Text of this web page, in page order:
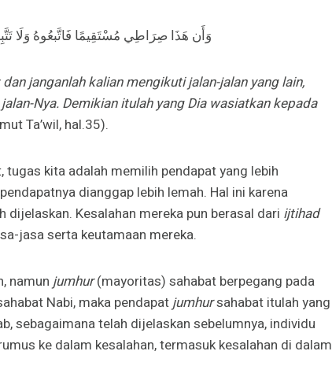
وَأَن هَذَا صِرَاطِي مُسْتَقِيمًا فَاتَّبعُوهُ وَلَا
janganlah kalian mengikuti jalan-jalan yang lain,
Nya. Demikian itulah yang Dia wasiatkan kepada
Ta’wil, hal.35).
tugas kita adalah memilih pendapat yang lebih
dianggap lebih lemah. Hal ini karena
dijelaskan. Kesalahan mereka pun berasal dari ijtihad
jasa serta keutamaan mereka.
namun jumhur(mayoritas) sahabat berpegang pada
Nabi, maka pendapatjumhursahabat itulah yang
sebagaimana telah dijelaskan sebelumnya, individu
ke dalam kesalahan, termasuk kesalahan di dalam